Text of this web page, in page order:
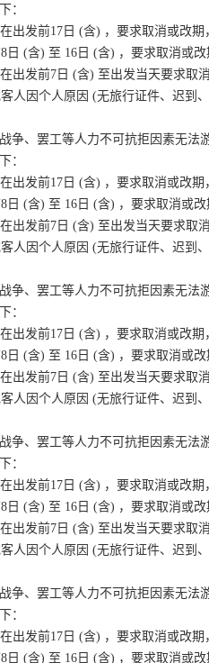
：
出发前17日 (含) ，要求取消或改
(含) 至 16日 (含) ，要求取消或
出发前7日 (含) 至出发当天要求取
人因个人原因 (无旅行证件、迟到
争、罢工等人力不可抗拒因素无
：
出发前17日 (含) ，要求取消或改
(含) 至 16日 (含) ，要求取消或
出发前7日 (含) 至出发当天要求取
人因个人原因 (无旅行证件、迟到
争、罢工等人力不可抗拒因素无
：
出发前17日 (含) ，要求取消或改
(含) 至 16日 (含) ，要求取消或
出发前7日 (含) 至出发当天要求取
人因个人原因 (无旅行证件、迟到
争、罢工等人力不可抗拒因素无
：
出发前17日 (含) ，要求取消或改
(含) 至 16日 (含) ，要求取消或
出发前7日 (含) 至出发当天要求取
人因个人原因 (无旅行证件、迟到
争、罢工等人力不可抗拒因素无
：
出发前17日 (含) ，要求取消或改
(含) 至 16日 (含) ，要求取消或